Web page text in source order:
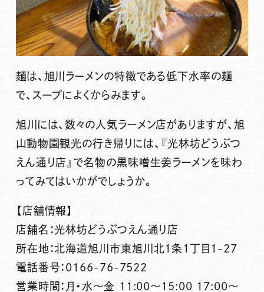
麺は、旭川ラーメンの特徴である低下水率の麺
で、スープによくからみます。
旭川には、数々の人気ラーメン店がありますが、旭
山動物園観光の行き帰りには、 『光林坊どうぶつ
えん通り店』で名物の黒味噌生姜ラーメンを味わ
ってみてはいかがでしょうか。
【店舗情報】
店舗名：光林坊どうぶつえん通り店
所在地：北海道旭川市東旭川北1条1丁目1-27
電話番号：0166-76-7522
営業時間：月・水～金 11:00～15:00 17:00～